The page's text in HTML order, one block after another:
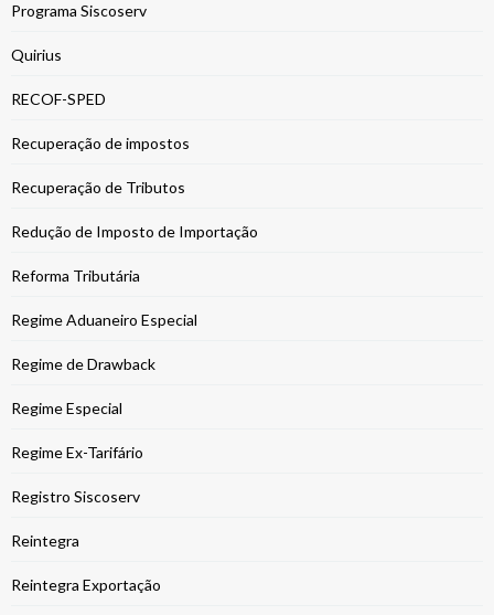
Programa Siscoserv
Quirius
RECOF-SPED
Recuperação de impostos
Recuperação de Tributos
Redução de Imposto de Importação
Reforma Tributária
Regime Aduaneiro Especial
Regime de Drawback
Regime Especial
Regime Ex-Tarifário
Registro Siscoserv
Reintegra
Reintegra Exportação